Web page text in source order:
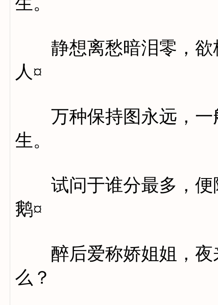
静想离愁暗泪零，欲
人¤
万种保持图永远，一
生。
试问于谁分最多，便
鹅¤
醉后爱称娇姐姐，夜
么？